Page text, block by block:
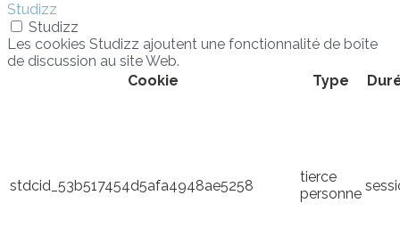
Studizz
Studizz
Les cookies Studizz ajoutent une fonctionnalité de boîte
de discussion au site Web.
Cookie
Type
stdcid_53b517454d5afa4948ae5258
tierce
personne